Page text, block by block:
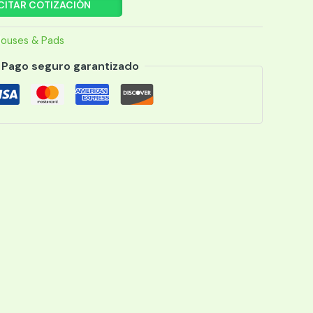
COTIZACIÓN
& Pads
Pago seguro garantizado